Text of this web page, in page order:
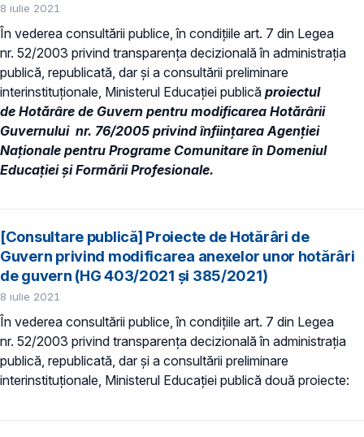
8 iulie 2021
În vederea consultării publice, în condiţiile art. 7 din Legea
nr. 52/2003 privind transparenţa decizională în administraţia
publică, republicată, dar și a consultării preliminare
interinstituționale, Ministerul Educaţiei publică proiectul
de Hotărâre de Guvern pentru modificarea Hotărârii
Guvernului nr. 76/2005 privind înființarea Agenției
Naționale pentru Programe Comunitare în Domeniul
Educației și Formării Profesionale.
[Consultare publică] Proiecte de Hotărâri de
Guvern privind modificarea anexelor unor hotărâri
de guvern (HG 403/2021 și 385/2021)
8 iulie 2021
În vederea consultării publice, în condiţiile art. 7 din Legea
nr. 52/2003 privind transparenţa decizională în administraţia
publică, republicată, dar și a consultării preliminare
interinstituționale, Ministerul Educaţiei publică două proiecte: